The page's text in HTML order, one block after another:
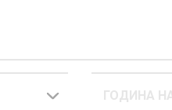
ГОДИНА